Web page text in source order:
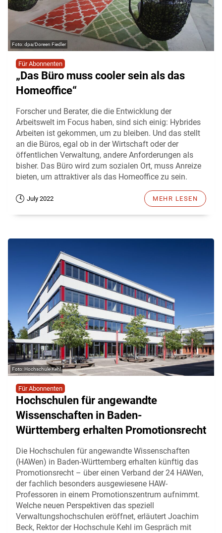
dpa/Doreen Fiedler
Für Abonnenten
„Das Büro muss cooler sein als das
Homeoffice“
Forscher und Berater, die die Entwicklung der
Arbeitswelt im Focus haben, sind sich einig: Hybrides
Arbeiten ist gekommen, um zu bleiben. Und das stellt
an die Büros, egal ob in der Wirtschaft oder der
öffentlichen Verwaltung, andere Anforderungen als
bisher. Das Büro wird zum sozialen Ort, muss Anreize
bieten, um attraktiver als das Homeoffice zu sein.
July 2022 MEHR LESEN
Hochschule Kehl
Für Abonnenten
Hochschulen für angewandte
Wissenschaften in Baden-
Württemberg erhalten Promotionsrecht
Die Hochschulen für angewandte Wissenschaften
(HAWen) in Baden-Württemberg erhalten künftig das
Promotionsrecht – über einen Verband der 24 HAWen,
der fachlich besonders ausgewiesene HAW-
Professoren in einem Promotionszentrum aufnimmt.
Welche neuen Perspektiven das speziell
Verwaltungshochschulen eröffnet, erläutert Joachim
Beck, Rektor der Hochschule Kehl im Gespräch mit